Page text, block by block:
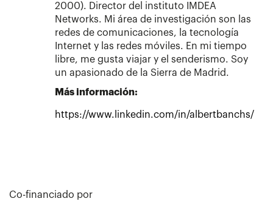
2000). Director del instituto IMDEA
Networks. Mi área de investigación son las
redes de comunicaciones, la tecnología
Internet y las redes móviles. En mi tiempo
libre, me gusta viajar y el senderismo. Soy
un apasionado de la Sierra de Madrid.
Más información:
https://www.linkedin.com/in/albertbanchs/
Co-financiado por